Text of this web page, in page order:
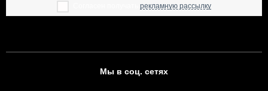
рекламную рассылку
Мы в соц. сетях